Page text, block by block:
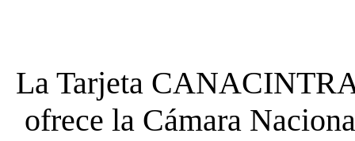
La Tarjeta
ofrece la Cámara